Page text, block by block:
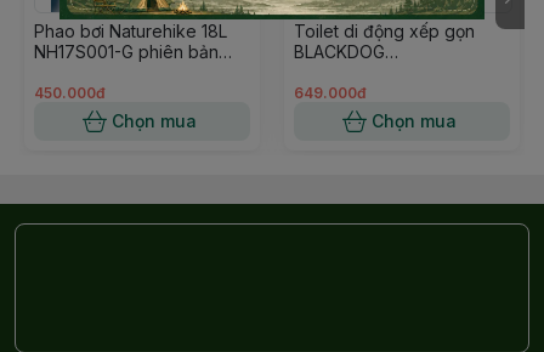
Phao bơi Naturehike 18L
NH17S001-G phiên bản
450.000đ
Chọn mua
Toilet di động xếp gọn
BLACKDOG
649.000đ
Chọn mua